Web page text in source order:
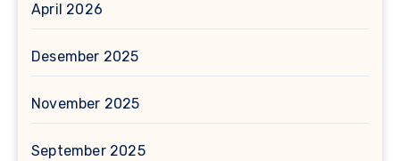
April 2026
Desember 2025
November 2025
September 2025